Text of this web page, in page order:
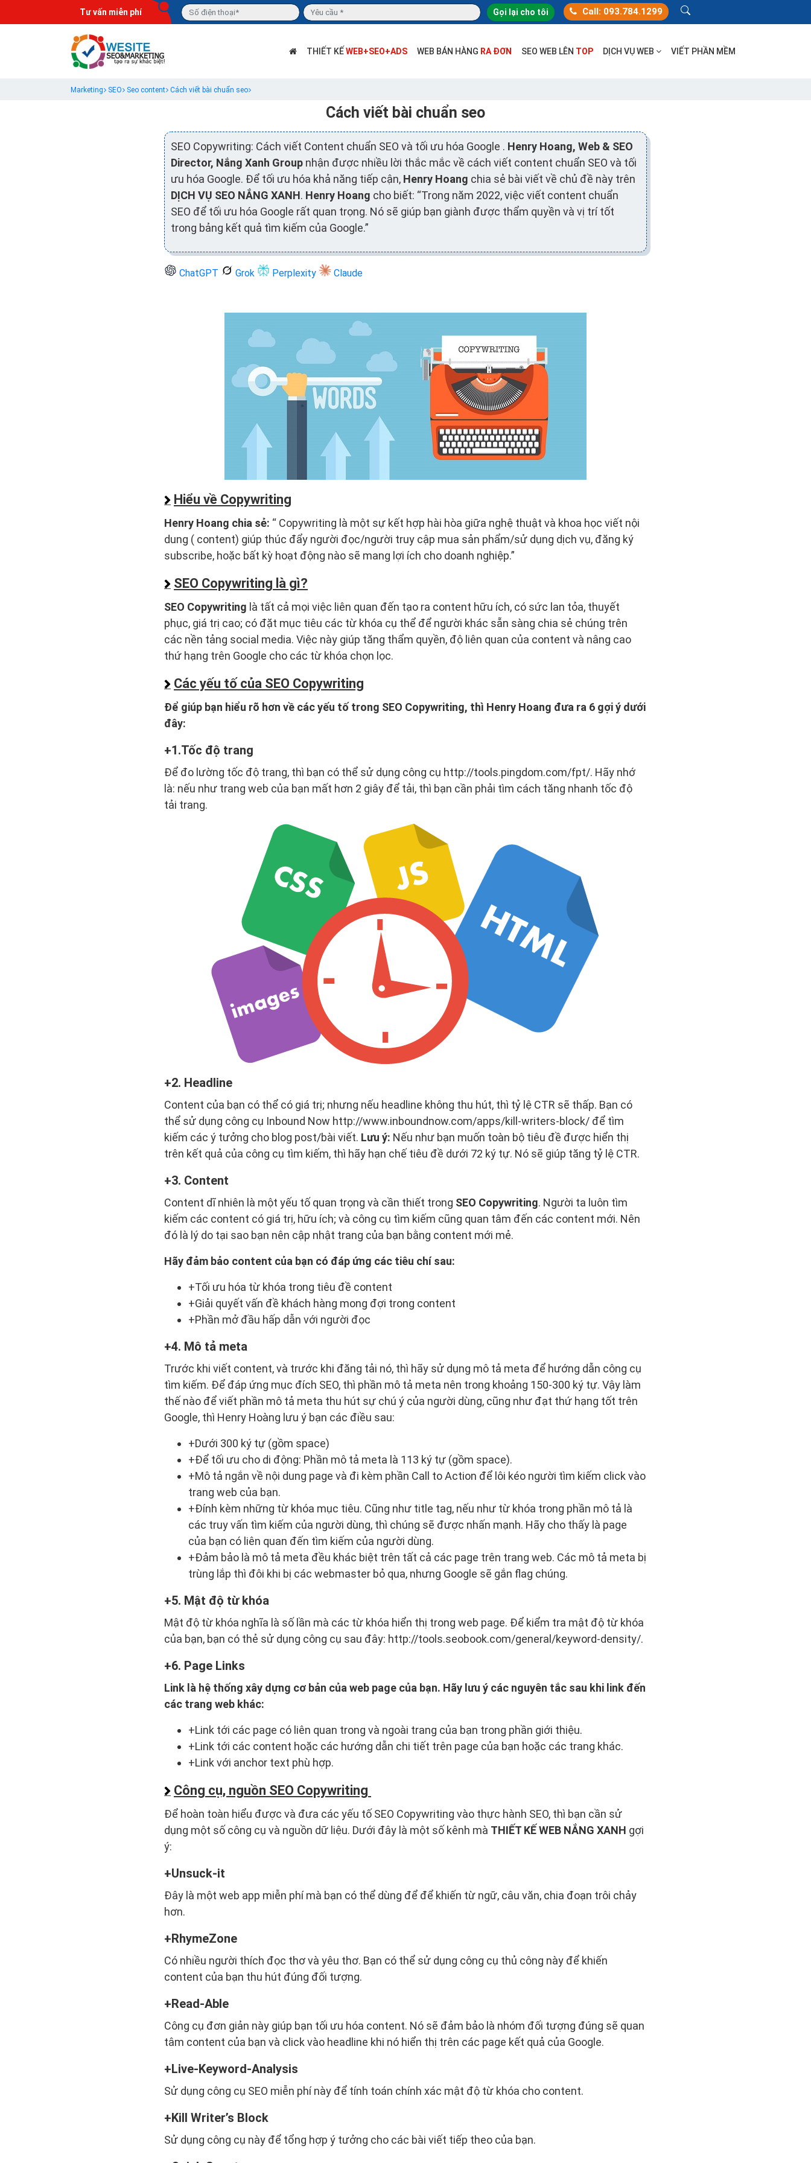
Tư vấn miễn phí Gọi lại cho tôi Call: 093.784.1299
THIẾT KẾWEB+SEO+ADS WEB BÁN HÀNG RA ĐƠN SEO WEB LÊN TOP DỊCH VỤ WEB VIẾT PHẦN MỀM
Marketing SEO Seo content Cách viết bài chuẩn seo
Cách viết bài chuẩn seo
SEO Copywriting: Cách viết Content chuẩn SEO và tối ưu hóa Google . Henry Hoang, Web & SEO
Director, Nắng Xanh Group nhận được nhiều lời thắc mắc về cách viết content chuẩn SEO và tối
ưu hóa Google. Để tối ưu hóa khả năng tiếp cận, Henry Hoang chia sẻ bài viết về chủ đề này trên
DỊCH VỤ SEO NẮNG XANH. Henry Hoang cho biết: “Trong năm 2022, việc viết content chuẩn
SEO để tối ưu hóa Google rất quan trọng. Nó sẽ giúp bạn giành được thẩm quyền và vị trí tốt
trong bảng kết quả tìm kiếm của Google.”
ChatGPT Grok Perplexity Claude
Hiểu về Copywriting
Henry Hoang chia sẻ: “ Copywriting là một sự kết hợp hài hòa giữa nghệ thuật và khoa học viết nội
dung ( content) giúp thúc đẩy người đọc/người truy cập mua sản phẩm/sử dụng dịch vụ, đăng ký
subscribe, hoặc bất kỳ hoạt động nào sẽ mang lợi ích cho doanh nghiệp.”
SEO Copywriting là gì?
SEO Copywriting là tất cả mọi việc liên quan đến tạo ra content hữu ích, có sức lan tỏa, thuyết
phục, giá trị cao; có đặt mục tiêu các từ khóa cụ thể để người khác sẵn sàng chia sẻ chúng trên
các nền tảng social media. Việc này giúp tăng thẩm quyền, độ liên quan của content và nâng cao
thứ hạng trên Google cho các từ khóa chọn lọc.
Các yếu tố của SEO Copywriting
Để giúp bạn hiểu rõ hơn về các yếu tố trong SEO Copywriting, thì Henry Hoang đưa ra 6 gợi ý dưới
đây:
1.Tốc độ trang
Để đo lường tốc độ trang, thì bạn có thể sử dụng công cụ http://tools.pingdom.com/fpt/. Hãy nhớ
là: nếu như trang web của bạn mất hơn 2 giây để tải, thì bạn cần phải tìm cách tăng nhanh tốc độ
tải trang.
2. Headline
Content của bạn có thể có giá trị; nhưng nếu headline không thu hút, thì tỷ lệ CTR sẽ thấp. Bạn có
thể sử dụng công cụ Inbound Now http://www.inboundnow.com/apps/kill-writers-block/ để tìm
kiếm các ý tưởng cho blog post/bài viết. Lưu ý: Nếu như bạn muốn toàn bộ tiêu đề được hiển thị
trên kết quả của công cụ tìm kiếm, thì hãy hạn chế tiêu đề dưới 72 ký tự. Nó sẽ giúp tăng tỷ lệ CTR.
3. Content
Content dĩ nhiên là một yếu tố quan trọng và cần thiết trong SEO Copywriting. Người ta luôn tìm
kiếm các content có giá trị, hữu ích; và công cụ tìm kiếm cũng quan tâm đến các content mới. Nên
đó là lý do tại sao bạn nên cập nhật trang của bạn bằng content mới mẻ.
Hãy đảm bảo content của bạn có đáp ứng các tiêu chí sau:
+Tối ưu hóa từ khóa trong tiêu đề content
+Giải quyết vấn đề khách hàng mong đợi trong content
+Phần mở đầu hấp dẫn với người đọc
4. Mô tả meta
Trước khi viết content, và trước khi đăng tải nó, thì hãy sử dụng mô tả meta để hướng dẫn công cụ
tìm kiếm. Để đáp ứng mục đích SEO, thì phần mô tả meta nên trong khoảng 150-300 ký tự. Vậy làm
thế nào để viết phần mô tả meta thu hút sự chú ý của người dùng, cũng như đạt thứ hạng tốt trên
Google, thì Henry Hoàng lưu ý bạn các điều sau:
+Dưới 300 ký tự (gồm space)
+Để tối ưu cho di động: Phần mô tả meta là 113 ký tự (gồm space).
+Mô tả ngắn về nội dung page và đi kèm phần Call to Action để lôi kéo người tìm kiếm click vào
trang web của bạn.
+Đính kèm những từ khóa mục tiêu. Cũng như title tag, nếu như từ khóa trong phần mô tả là
các truy vấn tìm kiếm của người dùng, thì chúng sẽ được nhấn mạnh. Hãy cho thấy là page
của bạn có liên quan đến tìm kiếm của người dùng.
+Đảm bảo là mô tả meta đều khác biệt trên tất cả các page trên trang web. Các mô tả meta bị
trùng lắp thì đôi khi bị các webmaster bỏ qua, nhưng Google sẽ gắn flag chúng.
5. Mật độ từ khóa
Mật độ từ khóa nghĩa là số lần mà các từ khóa hiển thị trong web page. Để kiểm tra mật độ từ khóa
của bạn, bạn có thẻ sử dụng công cụ sau đây: http://tools.seobook.com/general/keyword-density/.
6. Page Links
Link là hệ thống xây dựng cơ bản của web page của bạn. Hãy lưu ý các nguyên tắc sau khi link đến
các trang web khác:
+Link tới các page có liên quan trong và ngoài trang của bạn trong phần giới thiệu.
+Link tới các content hoặc các hướng dẫn chi tiết trên page của bạn hoặc các trang khác.
+Link với anchor text phù hợp.
Công cụ, nguồn SEO Copywriting
Để hoàn toàn hiểu được và đưa các yếu tố SEO Copywriting vào thực hành SEO, thì bạn cần sử
dụng một số công cụ và nguồn dữ liệu. Dưới đây là một số kênh mà THIẾT KẾ WEB NẮNG XANH gợi
ý:
Unsuck-it
Đây là một web app miễn phí mà bạn có thể dùng để để khiến từ ngữ, câu văn, chia đoạn trôi chảy
hơn.
RhymeZone
Có nhiều người thích đọc thơ và yêu thơ. Bạn có thể sử dụng công cụ thủ công này để khiến
content của bạn thu hút đúng đối tượng.
Read-Able
Công cụ đơn giản này giúp bạn tối ưu hóa content. Nó sẽ đảm bảo là nhóm đối tượng đúng sẽ quan
tâm content của bạn và click vào headline khi nó hiển thị trên các page kết quả của Google.
Live-Keyword-Analysis
Sử dụng công cụ SEO miễn phí này để tính toán chính xác mật độ từ khóa cho content.
Kill Writer’s Block
Sử dụng công cụ này để tổng hợp ý tưởng cho các bài viết tiếp theo của bạn.